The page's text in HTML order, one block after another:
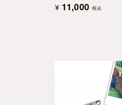
¥ 11,000 税込